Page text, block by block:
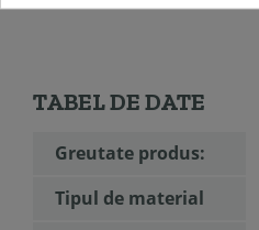
TABEL DE DATE
Greutate produs:
Tipul de material